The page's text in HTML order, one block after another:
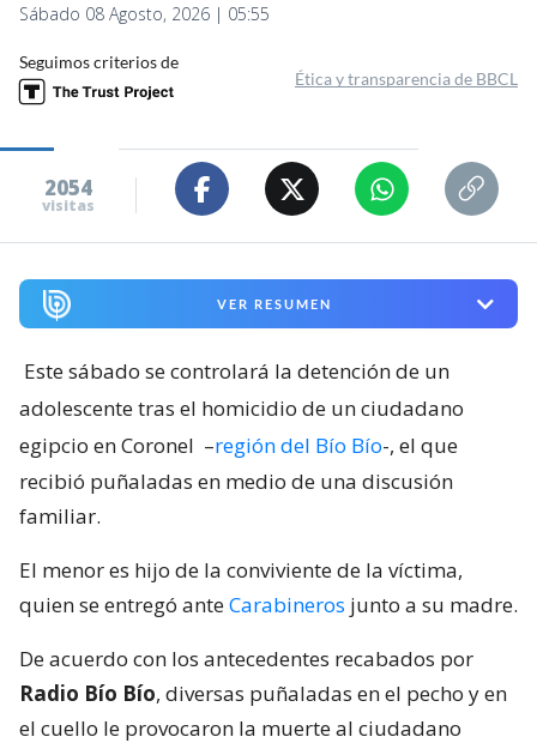
Sábado 08 Agosto, 2026 | 05:55
Seguimos criterios de
Ética y transparencia de BBCL
2054
visitas
VER RESUMEN
Este sábado se controlará la detención de un
adolescente tras el homicidio de un ciudadano
egipcio en Coronel –región del Bío Bío-, el que
recibió puñaladas en medio de una discusión
familiar.
El menor es hijo de la conviviente de la víctima,
quien se entregó anteCarabineros junto a su madre.
De acuerdo con los antecedentes recabados por
Radio Bío Bío, diversas puñaladas en el pecho y en
el cuello le provocaron la muerte al ciudadano